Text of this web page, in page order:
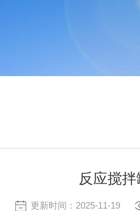
反应搅拌
更新时间：2025-11-19